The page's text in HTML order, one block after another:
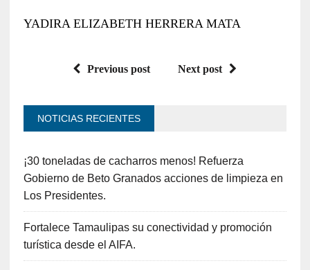
YADIRA ELIZABETH HERRERA MATA
Previous post Next post
NOTICIAS RECIENTES
¡30 toneladas de cacharros menos! Refuerza
Gobierno de Beto Granados acciones de limpieza en
Los Presidentes.
Fortalece Tamaulipas su conectividad y promoción
turística desde el AIFA.